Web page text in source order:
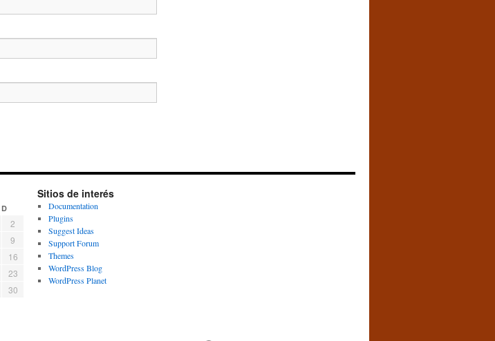
D
2
9
16
23
30
Sitios de interés
Documentation
Plugins
Suggest Ideas
Support Forum
Themes
WordPress Blog
WordPress Planet